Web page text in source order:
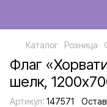
Каталог Розница
Флаг
шелк,
Артикул: 147571